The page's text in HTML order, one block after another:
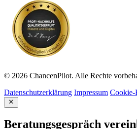
© 2026 ChancenPilot. Alle Rechte
Datenschutzerklärung Impressum Cookie-
Beratungsgespräch